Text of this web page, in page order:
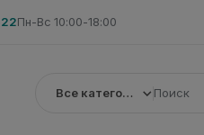
Пн-Вс 10:00-18:00
Все категории